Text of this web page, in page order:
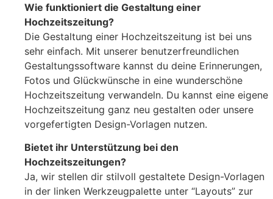
Wie funktioniert die Gestaltung einer
Hochzeitszeitung?
Die Gestaltung einer Hochzeitszeitung ist bei uns
sehr einfach. Mit unserer benutzerfreundlichen
Gestaltungssoftware kannst du deine Erinnerungen,
Fotos und Glückwünsche in eine wunderschöne
Hochzeitszeitung verwandeln. Du kannst eine eigene
Hochzeitszeitung ganz neu gestalten oder unsere
vorgefertigten Design-Vorlagen nutzen.
Bietet ihr Unterstützung bei den
Hochzeitszeitungen?
Ja, wir stellen dir stilvoll gestaltete Design-Vorlagen
in der linken Werkzeugpalette unter “Layouts” zur